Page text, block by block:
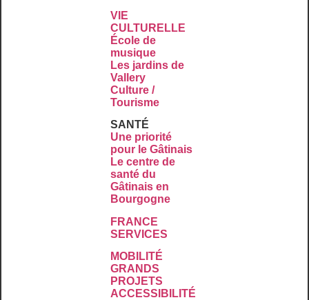
VIE
CULTURELLE
École de
musique
Les jardins de
Vallery
Culture /
Tourisme
SANTÉ
Une priorité
pour le Gâtinais
Le centre de
santé du
Gâtinais en
Bourgogne
FRANCE
SERVICES
MOBILITÉ
GRANDS
PROJETS
ACCESSIBILITÉ